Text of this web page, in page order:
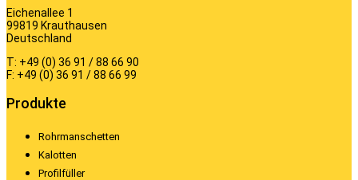
Eichenallee 1
99819 Krauthausen
Deutschland
T: +49 (0) 36 91 / 88 66 90
F: +49 (0) 36 91 / 88 66 99
Produkte
Rohrmanschetten
Kalotten
Profilfüller